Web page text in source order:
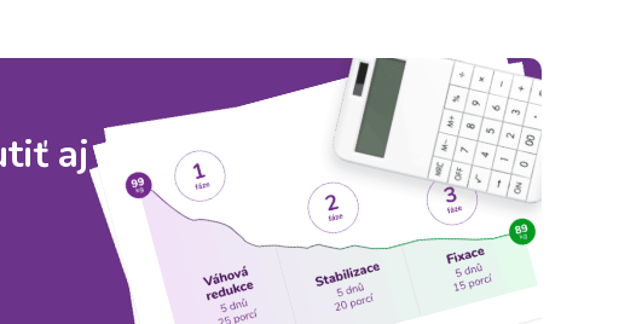
aj fungovať.